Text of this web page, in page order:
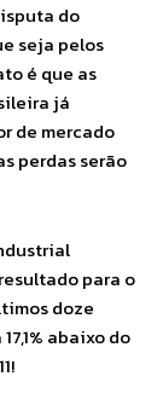
do
seja pelos
é que as
já
de mercado
perdas serão
para o
doze
abaixo do